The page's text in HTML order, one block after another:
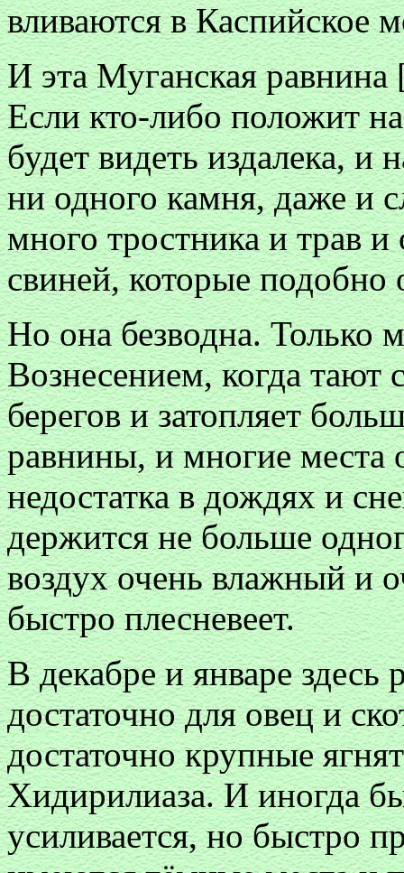
вливаются в Каспийское
И эта Муганская равнина
Если кто-либо положит
будет видеть издалека, и
ни одного камня, даже и
много тростника и трав
свиней, которые подобно
Но она безводна. Только
Вознесением, когда тают
берегов и затопляет
равнины, и многие
недостатка в дождях и
держится не больше
воздух очень влажный и
быстро плесневеет.
В декабре и январе здесь
достаточно для овец и
достаточно крупные
Хидирилиаза. И иногда
усиливается, но быстро